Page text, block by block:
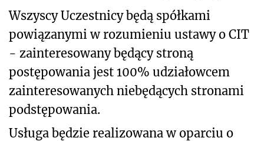
Wszyscy Uczestnicy będą spółkami
powiązanymi w rozumieniu ustawy o CIT
- zainteresowany będący stroną
postępowania jest 100% udziałowcem
zainteresowanych niebędących stronami
podstępowania.
Usługa będzie realizowana w oparciu o